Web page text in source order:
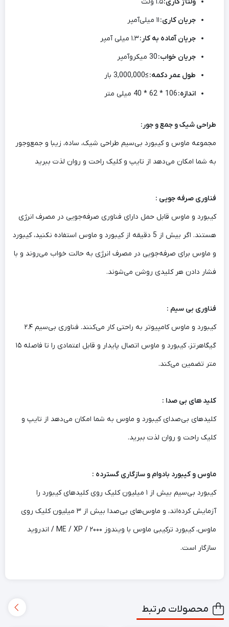
ولتاژ کاری:
جریان کاری:
جریان آماده به کار:
جریان خواب:
طول عمر دکمه:≥3,000,000 بار
اندازه:
طراحی شیک و جمع و جور:
مجموعه ماوس و کیبورد بی‌سیم طراحی شیک، ساده، زیبا و جمع‌وجور
به شما امکان می‌دهد از تایپ و کلیک راحت و روان لذت ببرید
فناوری صرفه جویی :
کیبورد و ماوس قابل حمل دارای فناوری صرفه‌جویی در مصرف انرژی
هستند. اگر بیش از 5 دقیقه از کیبورد و ماوس استفاده نکنید، کیبورد
و ماوس برای صرفه‌جویی در مصرف انرژی به حالت خواب می‌روند و با
فشار دادن هر کلیدی روشن می‌شوند.
فناوری بی سیم :
کیبورد و ماوس کامپیوتر به راحتی کار می‌کنند. فناوری بی‌سیم ۲.۴
گیگاهرتز، کیبورد و ماوس اتصال پایدار و قابل اعتمادی را تا فاصله ۱۵
متر تضمین می‌کند.
کلید های بی صدا :
کلیدهای بی‌صدای کیبورد و ماوس به شما امکان می‌دهد از تایپ و
کلیک راحت و روان لذت ببرید.
ماوس و کیبورد بادوام و سازگاری گسترده :
کیبورد بی‌سیم بیش از ۱ میلیون کلیک روی کلیدهای کیبورد را
آزمایش کرده‌اند، و ماوس‌های بی‌صدا بیش از ۳ میلیون کلیک روی
ماوس، کیبورد ترکیبی ماوس با ویندوز ۲۰۰۰ / ME / XP / اندروید
سازگار است.
محصولات مرتبط